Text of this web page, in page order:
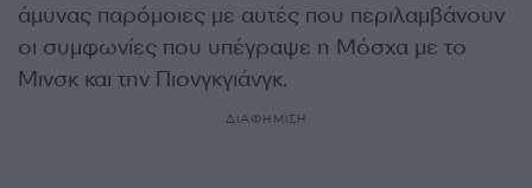
άμυνας παρόμοιες με αυτές που περιλαμβάνουν
οι συμφωνίες που υπέγραψε η Μόσχα με το
Μινσκ και την Πιονγκγιάνγκ.
ΔΙΑΦΗΜΙΣΗ